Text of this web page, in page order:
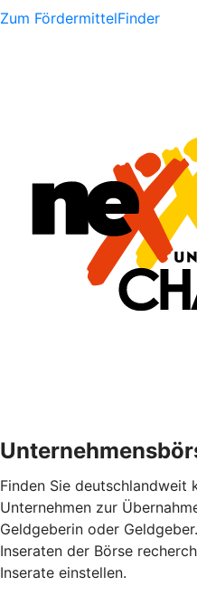
Zum FördermittelFinder
Finden Sie deutschlandweit
Unternehmen zur
Geldgeberin oder
Inseraten der Börse
Inserate einstellen.